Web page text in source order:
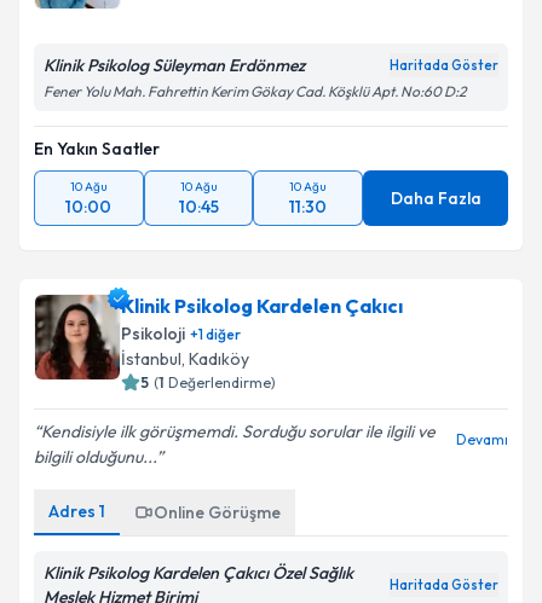
Klinik Psikolog Süleyman Erdönmez Haritada Göster
Fener Yolu Mah. Fahrettin Kerim Gökay Cad. Köşklü Apt. No:60 D:2
En Yakın Saatler
10 Ağu
10:00
10 Ağu
10:45
10 Ağu
11:30 Daha Fazla
Klinik Psikolog Kardelen Çakıcı
Psikoloji +1diğer
İstanbul, Kadıköy
5 (1 Değerlendirme)
Kendisiyle ilk görüşmemdi. Sorduğu sorular ile ilgili ve
bilgili olduğunu...
Devamı
Adres 1 Online Görüşme
Klinik Psikolog Kardelen Çakıcı Özel Sağlık
Meslek Hizmet Birimi
Haritada Göster